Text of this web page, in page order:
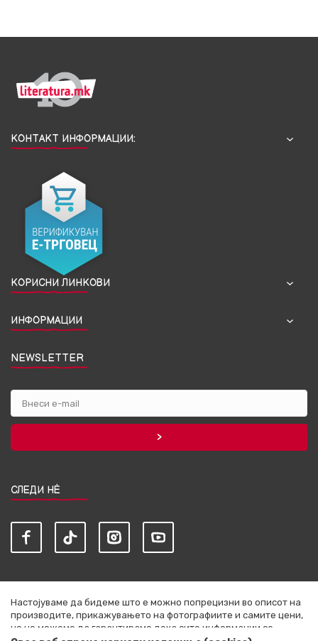
КОНТАКТ ИНФОРМАЦИИ:
КОРИСНИ ЛИНКОВИ
ИНФОРМАЦИИ
NEWSLETTER
СЛЕДИ НЀ
Настојуваме да бидеме што е можно попрецизни во описот на
производите, прикажувањето на фотографиите и самите цени,
но не можеме да гарантираме дека сите информации се